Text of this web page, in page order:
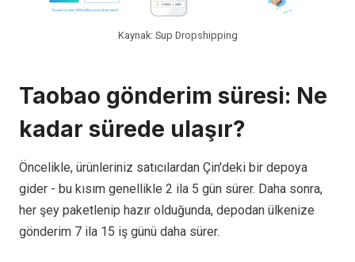
Kaynak: Sup Dropshipping
Taobao gönderim süresi: Ne
kadar sürede ulaşır?
Öncelikle, ürünleriniz satıcılardan Çin'deki bir depoya
gider - bu kısım genellikle 2 ila 5 gün sürer. Daha sonra,
her şey paketlenip hazır olduğunda, depodan ülkenize
gönderim 7 ila 15 iş günü daha sürer.